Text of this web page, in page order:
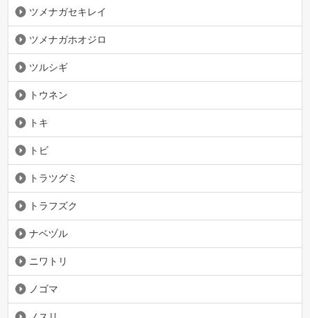
ツメナガセキレイ
ツメナガホオジロ
ツルシギ
トウネン
トキ
トビ
トラツグミ
トラフズク
ナベヅル
ニワトリ
ノゴマ